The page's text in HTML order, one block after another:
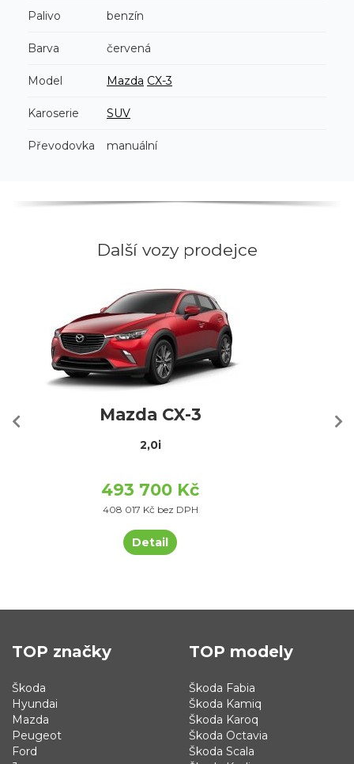
Palivo benzín
Barva červená
Model Mazda CX-3
Karoserie SUV
Převodovka manuální
Další vozy prodejce
Mazda CX-3
2,0i
493 700 Kč
408 017 Kč bez DPH
Detail
TOP značky
Škoda
Hyundai
Mazda
Peugeot
Ford
TOP modely
Škoda Fabia
Škoda Kamiq
Škoda Karoq
Škoda Octavia
Škoda Scala